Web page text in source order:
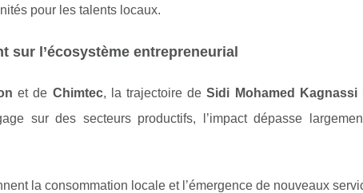
pour les talents locaux.
sur l’écosystème entrepreneurial
et de Chimtec, la trajectoire deSidi Mohamed Kagnassi
sur des secteurs productifs, l’impact dépasse
la consommation locale et l’émergence de nouveaux